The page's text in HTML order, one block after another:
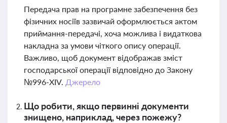
Передача прав на програмне забезпечення без
фізичних носіїв зазвичай оформлюється актом
приймання-передачі, хоча можлива і видаткова
накладна за умови чіткого опису операції.
Важливо, щоб документ відображав зміст
господарської операції відповідно до Закону
№996-XIV. Джерело
Що робити, якщо первинні документи
знищено, наприклад, через пожежу?